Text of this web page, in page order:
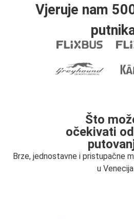
Vjeruje nam
Što
očekivati
Brze, jednostavne i pristupačne
u Venecija